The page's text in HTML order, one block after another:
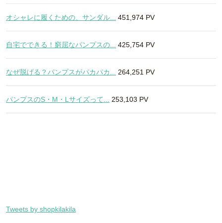
オシャレに履くための、サンダル... 451,974 PV
自宅でできる！窮屈なパンプスの... 425,754 PV
なぜ脱げる？パンプスがパカパカ... 264,251 PV
パンプスのS・M・Lサイズって... 253,103 PV
Tweets by shopkilakila